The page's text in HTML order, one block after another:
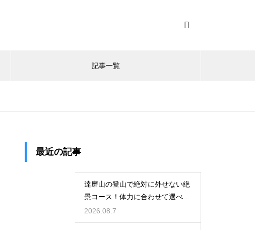
記事一覧
最近の記事
達磨山の登山で絶対に外せない絶
景コース！体力に合わせて選べる
ルート案内
2026.08.7